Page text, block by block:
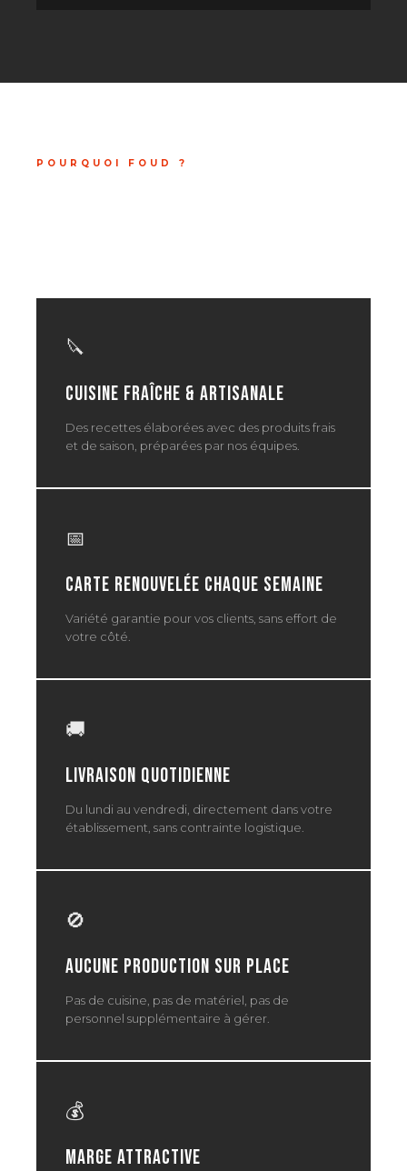
POURQUOI FOUD ?
🔪
Cuisine fraîche & artisanale
Des recettes élaborées avec des produits frais
et de saison, préparées par nos équipes.
📅
Carte renouvelée chaque semaine
Variété garantie pour vos clients, sans effort de
votre côté.
🚚
Livraison quotidienne
Du lundi au vendredi, directement dans votre
établissement, sans contrainte logistique.
🚫
Aucune production sur place
Pas de cuisine, pas de matériel, pas de
personnel supplémentaire à gérer.
💰
Marge attractive